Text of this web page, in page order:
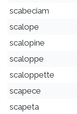
scabeciam
scalope
scalopine
scaloppe
scaloppette
scapece
scapeta